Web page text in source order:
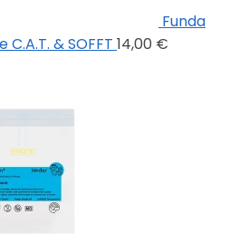
Funda
& SOFFT 14,00 €